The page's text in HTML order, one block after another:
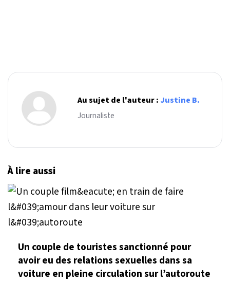
Au sujet de l'auteur : Justine B.
Journaliste
À lire aussi
Un couple de touristes sanctionné pour
avoir eu des relations sexuelles dans sa
voiture en pleine circulation sur l’autoroute